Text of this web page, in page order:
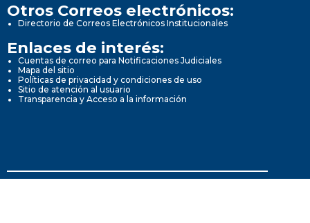
Otros Correos electrónicos:
Directorio de Correos Electrónicos Institucionales
Enlaces de interés:
Cuentas de correo para Notificaciones Judiciales
Mapa del sitio
Políticas de privacidad y condiciones de uso
Sitio de atención al usuario
Transparencia y Acceso a la información